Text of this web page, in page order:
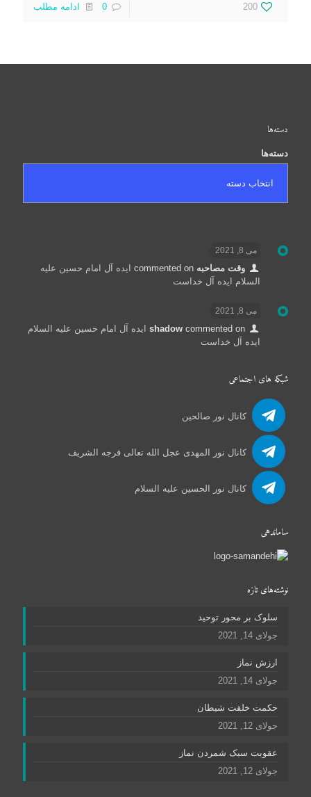
200
0 ادامه مطلب
دسته‌ها
دسته‌ها
می 8, 2021
وقت مصاحبه commented on
ایده آل امام حسین علیه
السلام ایده آل خداست
می 8, 2021
shadowcommented on
ایده آل امام حسین علیه السلام
ایده آل خداست
شبکه های اجتماعی
کانال نور صالحین
کانال نور المهدی عجل الله تعالی فرجه الشریف
کانال نور الحسین علیه السلام
ساماندهی
نوشته‌های تازه
سلوک بر محور توحید
جولای 14, 2021
ارزش نماز
جولای 14, 2021
حکمت خلقت شیطان
جولای 12, 2021
عقوبت سبک شمردن نماز
جولای 12, 2021